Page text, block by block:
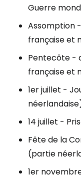
Guerre
Assomption
française et
Pentecôte -
française et
1er juillet -
14 juillet -
Fête de la
(partie
1er